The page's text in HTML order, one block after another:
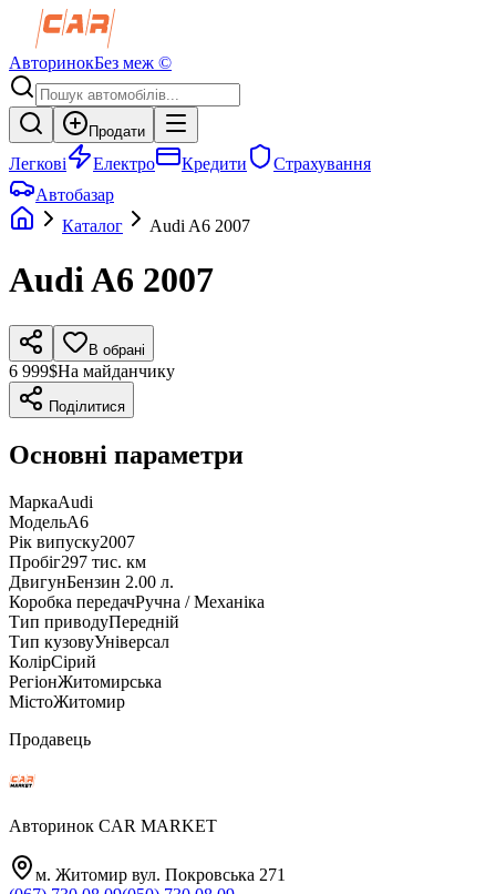
АвторинокБез меж ©
Продати
Легкові Електро Кредити
Страхування
Автобазар
Каталог
Audi A6 2007
AudiA6 2007
В обрані
6 999$На майданчику
Поділитися
Основні параметри
МаркаAudi
МодельA6
Рік випуску2007
Пробіг297 тис. км
ДвигунБензин 2.00 л.
Коробка передачРучна / Механіка
Тип приводуПередній
Тип кузовуУніверсал
КолірСірий
РегіонЖитомирська
МістоЖитомир
Продавець
Авторинок CAR MARKET
м. Житомир вул. Покровська 271